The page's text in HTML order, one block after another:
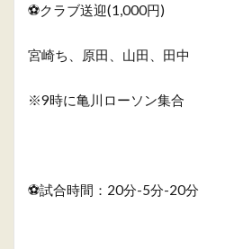
⚽️クラブ送迎(1,000円)
宮崎ち、原田、山田、田中
※9時に亀川ローソン集合
⚽️試合時間：20分-5分-20分